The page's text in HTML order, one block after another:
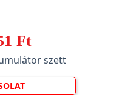
Ft
szett